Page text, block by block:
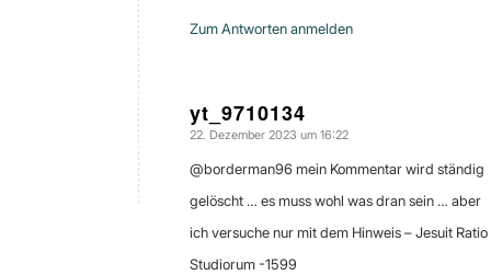
Zum Antworten anmelden
yt_9710134
sagte:
22. Dezember 2023 um 16:22
@borderman96 mein Kommentar wird ständig
gelöscht … es muss wohl was dran sein … aber
ich versuche nur mit dem Hinweis – Jesuit Ratio
Studiorum -1599